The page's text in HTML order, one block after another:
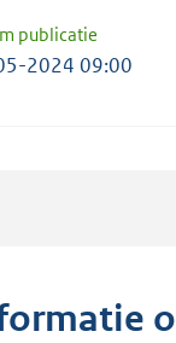
publicatie
2024 09:00